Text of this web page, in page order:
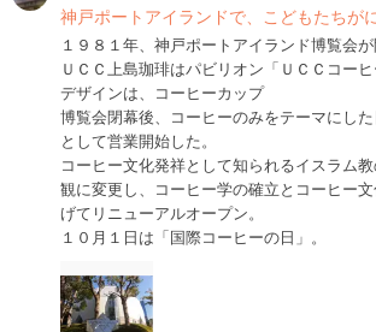
神戸ポートアイランドで、こどもたちが
１９８１年、神戸ポートアイランド博覧会が
ＵＣＣ上島珈琲はパビリオン「ＵＣＣコーヒ
デザインは、コーヒーカップ
博覧会閉幕後、コーヒーのみをテーマにし
として営業開始した。
コーヒー文化発祥として知られるイスラム
観に変更し、コーヒー学の確立とコーヒー
げてリニューアルオープン。
１０月１日は「国際コーヒーの日」。